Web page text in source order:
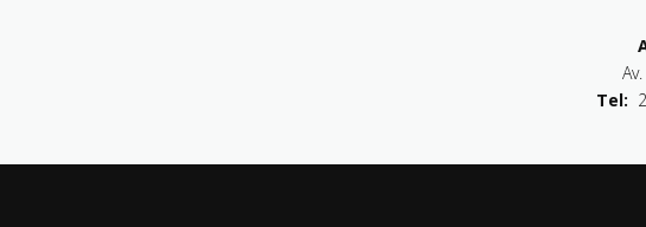
Tel: